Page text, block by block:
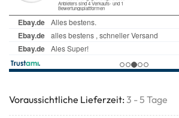
Voraussichtliche Lieferzeit: 3 - 5 Tage